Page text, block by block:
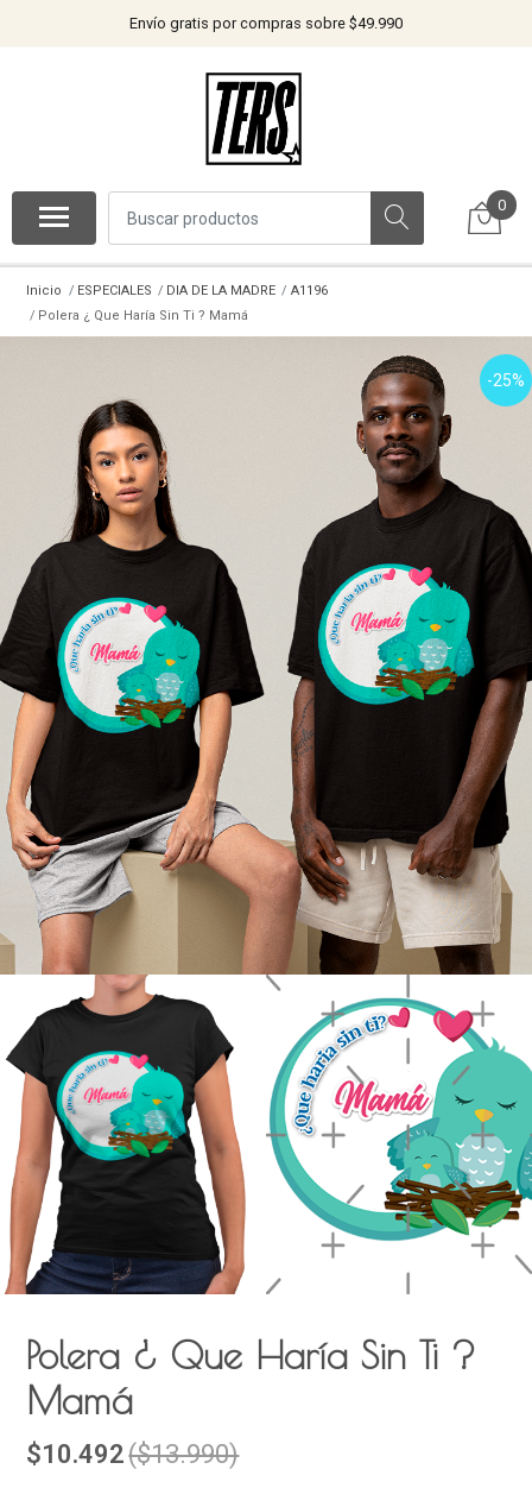
Envío gratis por compras sobre $49.990
0
Inicio ESPECIALES DIA DE LA MADRE
A1196
Polera ¿ Que Haría Sin Ti ? Mamá
-25%
Polera ¿ Que Haría Sin Ti ?
Mamá
$10.492($13.990)